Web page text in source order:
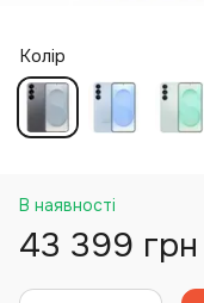
Колір
В наявності
43 399 грн